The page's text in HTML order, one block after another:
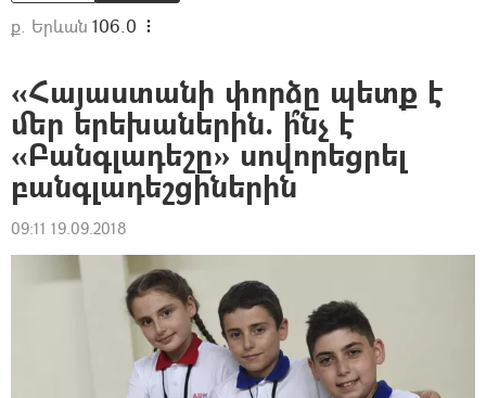
ք. Երևան 106.0
«Հայաստանի փորձը պետք է
մեր երեխաներին. ի՞նչ է
«Բանգլադեշը» սովորեցրել
բանգլադեշցիներին
09:11 19.09.2018